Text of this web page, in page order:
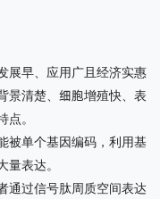
展早、应用广且经济实惠
景清楚、细胞增殖快、表
。
被单个基因编码，利用基
表达。
通过信号肽周质空间表达